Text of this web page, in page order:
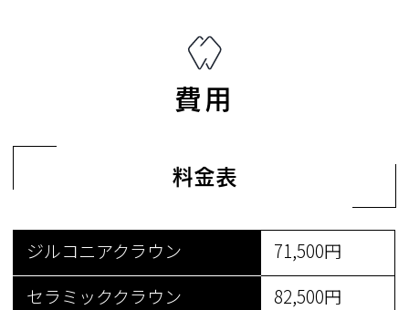
費用
料金表
ジルコニアクラウン
71,500円
セラミッククラウン
82,500円